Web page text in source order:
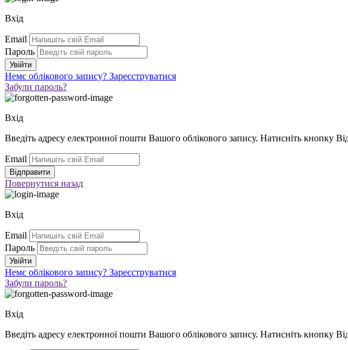
Вхід
Email
Пароль
Немє облікового запису? Зареєструватися
Забули пароль?
Вхід
Введіть адресу електронної пошти Вашого облікового запису. Натисніть кнопку
Email
Повернутися назад
Вхід
Email
Пароль
Немє облікового запису? Зареєструватися
Забули пароль?
Вхід
Введіть адресу електронної пошти Вашого облікового запису. Натисніть кнопку